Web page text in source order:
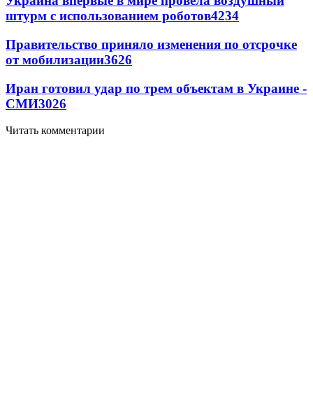
штурм с использованием роботов4234
Правительство приняло изменения по отсрочке
от мобилизации3626
Иран готовил удар по трем объектам в Украине -
СМИ3026
Читать комментарии